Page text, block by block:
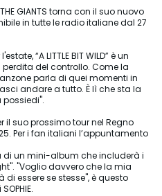
GIANTS torna con il suo nuovo
in tutte le radio italiane dal 27
“A LITTLE BIT WILD” è un
del controllo. Come la
parla di quei momenti in
andare a tutto. È lì che sta la
possiedi".
il suo prossimo tour nel Regno
Per i fan italiani l’appuntamento
di un mini-album che includerà i
"Voglio davvero che la mia
essere se stesse", è questo